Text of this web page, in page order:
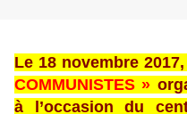
Le 18 novembre
COMMUNISTES »
à l’occasion du